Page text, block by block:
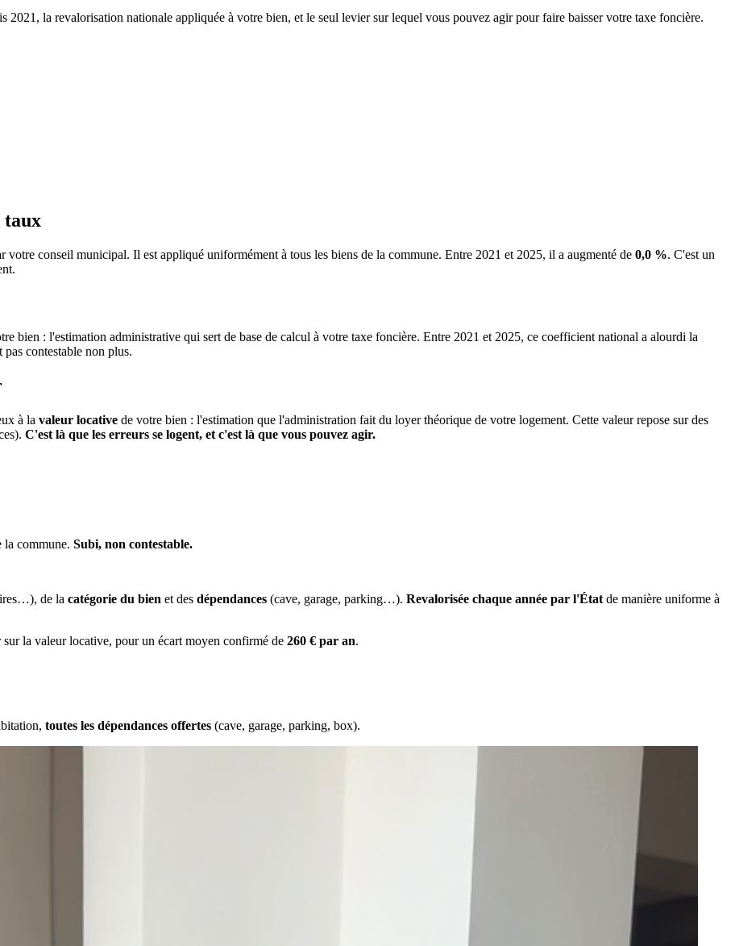
la revalorisation nationale appliquée à votre bien, et le seul levier sur lequel vous pouvez agir pour faire baisser votre taxe foncière.
taux
votre conseil municipal. Il est appliqué uniformément à tous les biens de la commune. Entre 2021 et 2025, il a augmenté de 0,0 %. C'est un
bien : l'estimation administrative qui sert de base de calcul à votre taxe foncière. Entre 2021 et 2025, ce coefficient national a alourdi la
contestable non plus.
à la valeur locative de votre bien : l'estimation que l'administration fait du loyer théorique de votre logement. Cette valeur repose sur des
C'est là que les erreurs se logent, et c'est là que vous pouvez agir.
la commune. Subi, non contestable.
de la catégorie du bien et des dépendances (cave, garage, parking…). Revalorisée chaque année par l'État de manière uniforme à
sur la valeur locative, pour un écart moyen confirmé de 260 € par an.
toutes les dépendances offertes (cave, garage, parking, box).